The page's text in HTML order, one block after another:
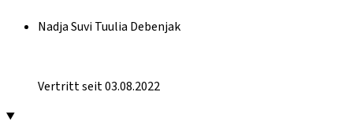
Nadja Suvi Tuulia Debenjak
Vertritt seit 03.08.2022